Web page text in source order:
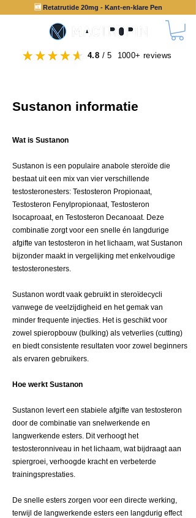
🆕 Retatrutide 20mg - Kant-en-klare Pen
4.8 / 5 1000+ reviews
Sustanon informatie
Wat is Sustanon
Sustanon is een populaire anabole steroïde die
bestaat uit een mix van vier verschillende
testosteronesters: Testosteron Propionaat,
Testosteron Fenylpropionaat, Testosteron
Isocaproaat, en Testosteron Decanoaat. Deze
combinatie zorgt voor een snelle én langdurige
afgifte van testosteron in het lichaam, wat Sustanon
bijzonder maakt in vergelijking met enkelvoudige
testosteronesters.
Sustanon wordt vaak gebruikt in steroïdecycli
vanwege de veelzijdigheid en het gemak van
minder frequente injecties. Het is geschikt voor
zowel spieropbouw (bulking) als vetverlies (cutting)
en biedt consistente resultaten voor zowel beginners
als ervaren gebruikers.
Hoe werkt Sustanon
Sustanon levert een stabiele afgifte van testosteron
door de combinatie van snelwerkende en
langwerkende esters. Dit verhoogt het
testosteronniveau in het lichaam, wat bijdraagt aan
spiergroei, verhoogde kracht en verbeterde
trainingsprestaties.
De snelle esters zorgen voor een directe werking,
terwijl de langwerkende esters een langdurig effect